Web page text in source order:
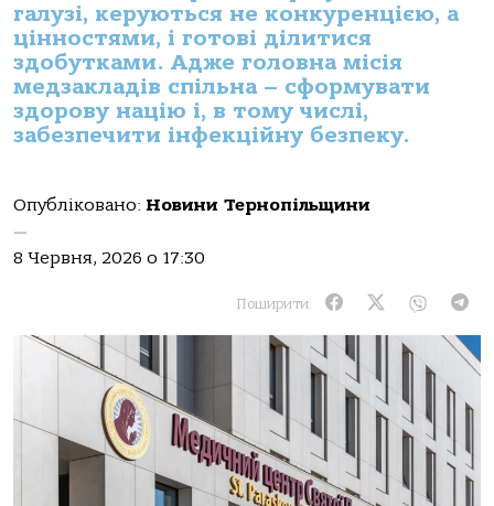
галузі, керуються не конкуренцією, а
цінностями, і готові ділитися
здобутками. Адже головна місія
медзакладів спільна – сформувати
здорову націю і, в тому числі,
забезпечити інфекційну безпеку.
Опубліковано: Новини Тернопільщини
—
8 Червня, 2026 о 17:30
Поширити: